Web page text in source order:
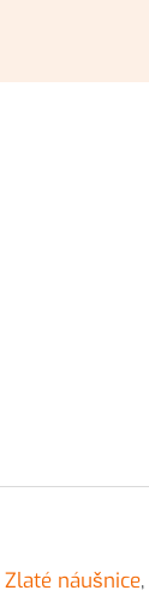
Zlaté náušnice,